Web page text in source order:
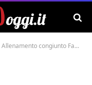
Allenamento congiunto Fasano-Flaminia, i laziali ribaltano il 3-0 biancazzurro